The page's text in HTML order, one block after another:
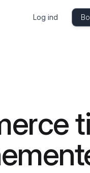
Log ind